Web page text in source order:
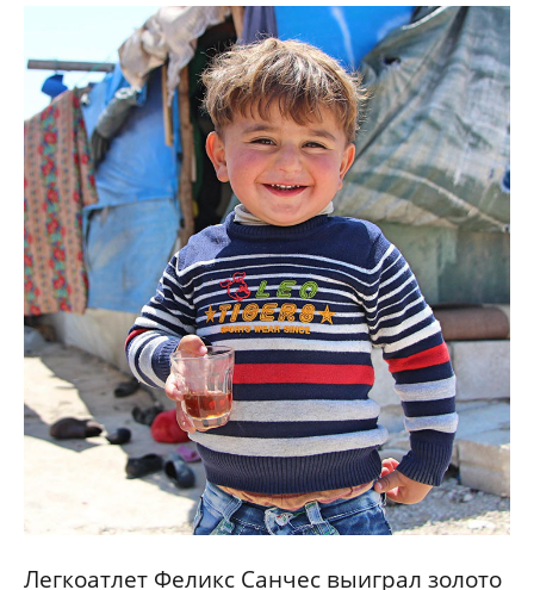
Легкоатлет Феликс Санчес выиграл золото